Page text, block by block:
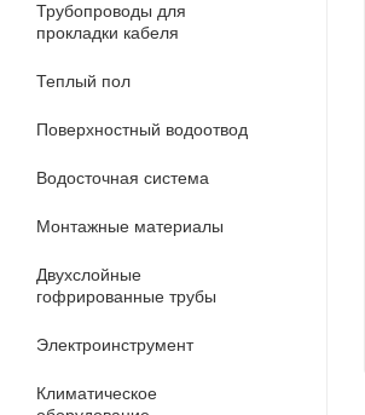
Трубопроводы для
прокладки кабеля
Теплый пол
Поверхностный водоотвод
Водосточная система
Монтажные материалы
Двухслойные
гофрированные трубы
Электроинструмент
Климатическое